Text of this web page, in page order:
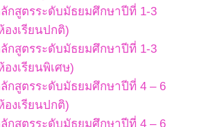
กสูตรระดับมัธยมศึกษาปีที่ 1-3
องเรียนปกติ)
กสูตรระดับมัธยมศึกษาปีที่ 1-3
องเรียนพิเศษ)
กสูตรระดับมัธยมศึกษาปีที่ 4 – 6
องเรียนปกติ)
กสูตรระดับมัธยมศึกษาปีที่ 4 – 6